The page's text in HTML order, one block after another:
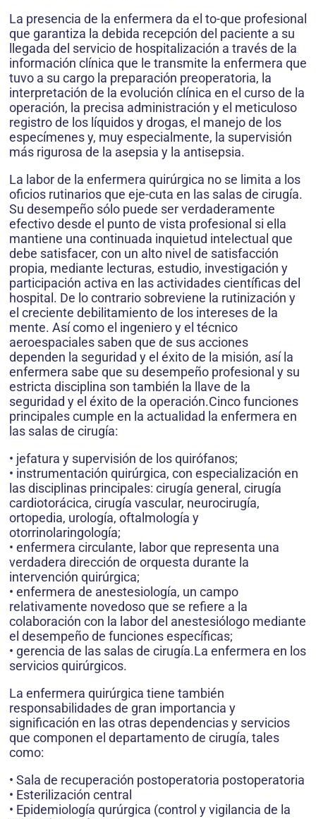
La presencia de la enfermera da el to-que profesional
que garantiza la debida recepción del paciente a su
llegada del servicio de hospitalización a través de la
información clínica que le transmite la enfermera que
tuvo a su cargo la preparación preoperatoria, la
interpretación de la evolución clínica en el curso de la
operación, la precisa administración y el meticuloso
registro de los líquidos y drogas, el manejo de los
especímenes y, muy especialmente, la supervisión
más rigurosa de la asepsia y la antisepsia.
La labor de la enfermera quirúrgica no se limita a los
oficios rutinarios que eje-cuta en las salas de cirugía.
Su desempeño sólo puede ser verdaderamente
efectivo desde el punto de vista profesional si ella
mantiene una continuada inquietud intelectual que
debe satisfacer, con un alto nivel de satisfacción
propia, mediante lecturas, estudio, investigación y
participación activa en las actividades científicas del
hospital. De lo contrario sobreviene la rutinización y
el creciente debilitamiento de los intereses de la
mente. Así como el ingeniero y el técnico
aeroespaciales saben que de sus acciones
dependen la seguridad y el éxito de la misión, así la
enfermera sabe que su desempeño profesional y su
estricta disciplina son también la llave de la
seguridad y el éxito de la operación.Cinco funciones
principales cumple en la actualidad la enfermera en
las salas de cirugía:
• jefatura y supervisión de los quirófanos;
• instrumentación quirúrgica, con especialización en
las disciplinas principales: cirugía general, cirugía
cardiotorácica, cirugía vascular, neurocirugía,
ortopedia, urología, oftalmología y
otorrinolaringología;
• enfermera circulante, labor que representa una
verdadera dirección de orquesta durante la
intervención quirúrgica;
• enfermera de anestesiología, un campo
relativamente novedoso que se refiere a la
colaboración con la labor del anestesiólogo mediante
el desempeño de funciones específicas;
• gerencia de las salas de cirugía.La enfermera en los
servicios quirúrgicos.
La enfermera quirúrgica tiene también
responsabilidades de gran importancia y
significación en las otras dependencias y servicios
que componen el departamento de cirugía, tales
como:
• Sala de recuperación postoperatoria postoperatoria
• Esterilización central
• Epidemiología qurúrgica (control y vigilancia de la